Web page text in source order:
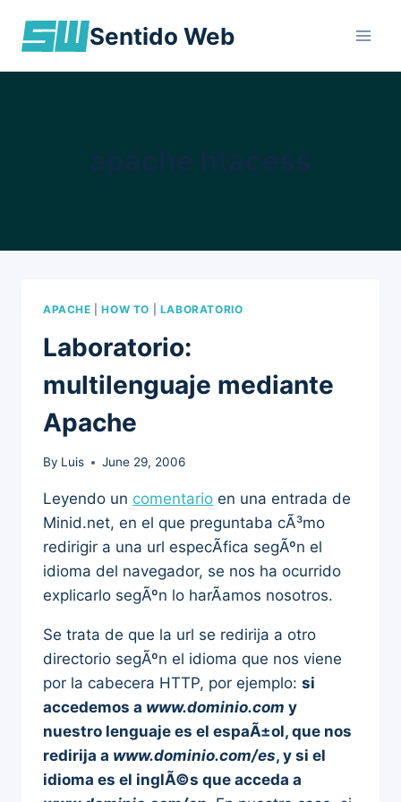
Sentido Web
APACHE |HOW TO LABORATORIO
Laboratorio:
multilenguaje mediante
Apache
By Luis June 29, 2006
Leyendo un comentario en una entrada de
Minid.net, en el que preguntaba cÃ³mo
redirigir a una url especÃ­fica segÃºn el
idioma del navegador, se nos ha ocurrido
explicarlo segÃºn lo harÃ­amos nosotros.
Se trata de que la url se redirija a otro
directorio segÃºn el idioma que nos viene
por la cabecera HTTP, por ejemplo: si
accedemos a www.dominio.com y
nuestro lenguaje es el espaÃ±ol, que nos
redirija a www.dominio.com/es, y si el
idioma es el inglÃ©s que acceda a